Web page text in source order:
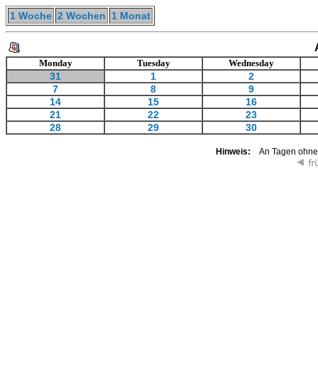
1 Woche 2 Wochen 1 Monat
Monday Tuesday Wednesday
31 1
2
7
8
9
14
15
16
21
22
23
28
29 30
Hinweis: An Tagen